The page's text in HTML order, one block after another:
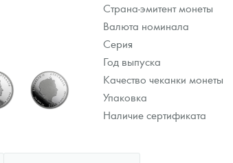
Страна-эмитент монеты
Валюта номинала
Серия
Год выпуска
Качество чеканки монеты
Упаковка
Наличие сертификата